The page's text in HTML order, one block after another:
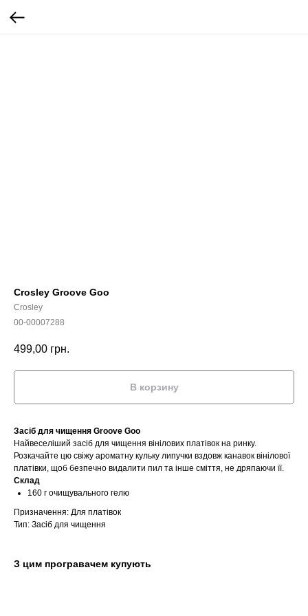
Crosley Groove Goo
Crosley
00-00007288
499,00 грн.
В корзину
Засіб для чищення Groove Goo
Найвеселіший засіб для чищення вінілових платівок на ринку.
Розкачайте цю свіжу ароматну кульку липучки вздовж канавок вінілової
платівки, щоб безпечно видалити пил та інше сміття, не дряпаючи її.
Склад
160 г очищувального гелю
Призначення: Для платівок
Тип: Засіб для чищення
З цим програвачем купують